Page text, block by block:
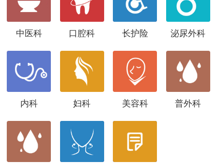
中医科 口腔科 长护险 泌尿外科
内科 妇科 美容科 普外科